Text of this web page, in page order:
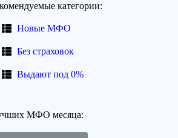
категории:
Новые МФО
Без страховок
Выдают под 0%
МФО месяца: